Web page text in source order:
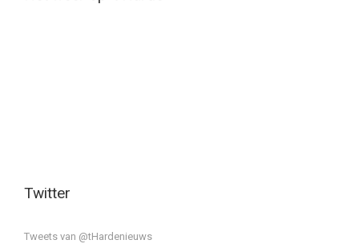
Twitter
Tweets van @tHardenieuws